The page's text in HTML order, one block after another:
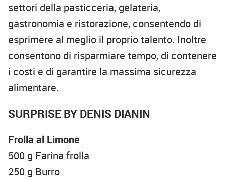
settori della pasticceria, gelateria,
gastronomia e ristorazione, consentendo di
esprimere al meglio il proprio talento. Inoltre
consentono di risparmiare tempo, di contenere
i costi e di garantire la massima sicurezza
alimentare.
SURPRISE BY DENIS DIANIN
Frolla al Limone
500 g Farina frolla
250 g Burro